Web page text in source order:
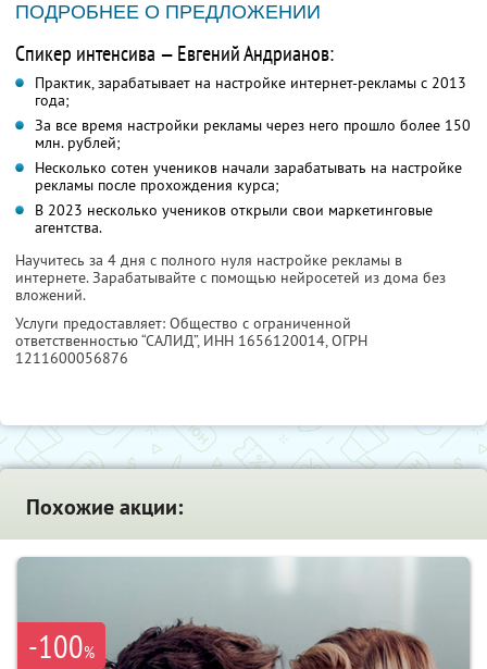
ПОДРОБНЕЕ О ПРЕДЛОЖЕНИИ
Спикер интенсива — Евгений Андрианов:
Практик, зарабатывает на настройке интернет-рекламы с 2013
года;
За все время настройки рекламы через него прошло более 150
млн. рублей;
Несколько сотен учеников начали зарабатывать на настройке
рекламы после прохождения курса;
В 2023 несколько учеников открыли свои маркетинговые
агентства.
Научитесь за 4 дня с полного нуля настройке рекламы в
интернете. Зарабатывайте с помощью нейросетей из дома без
вложений.
Услуги предоставляет: Общество с ограниченной
ответственностью “САЛИД”, ИНН 1656120014, ОГРН
1211600056876
Похожие акции:
-100%